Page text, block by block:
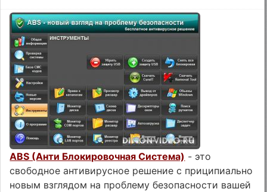
ABS (Анти Блокировочная Система) - это
свободное антивирусное решение с приципиально
новым взглядом на проблему безопасности вашей